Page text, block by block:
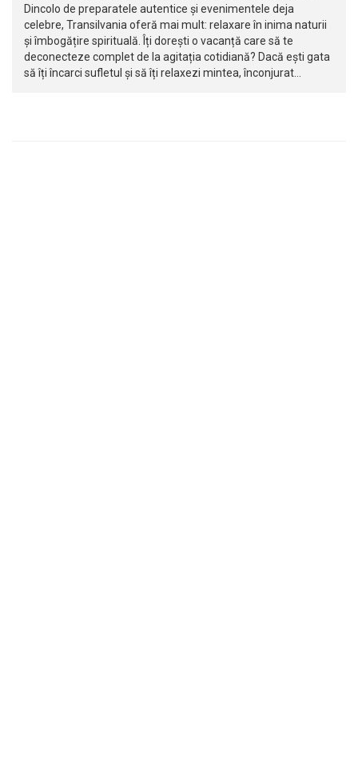
Dincolo de preparatele autentice și evenimentele deja
celebre, Transilvania oferă mai mult: relaxare în inima naturii
și îmbogățire spirituală. Îți dorești o vacanță care să te
deconecteze complet de la agitația cotidiană? Dacă ești gata
să îți încarci sufletul și să îți relaxezi mintea, înconjurat…